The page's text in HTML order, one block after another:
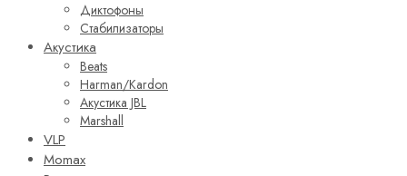
Диктофоны
Стабилизаторы
Акустика
Beats
Harman/Kardon
Акустика JBL
Marshall
VLP
Momax